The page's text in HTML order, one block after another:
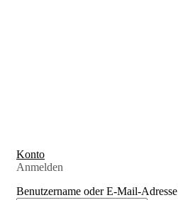
Konto
Anmelden
Benutzername oder E-Mail-Adresse